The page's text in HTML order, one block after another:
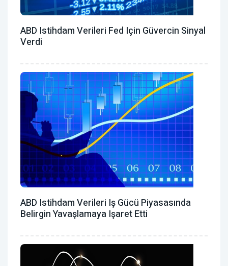
ABD Istihdam Verileri Fed Için Güvercin Sinyal
Verdi
ABD Istihdam Verileri Iş Gücü Piyasasında
Belirgin Yavaşlamaya Işaret Etti